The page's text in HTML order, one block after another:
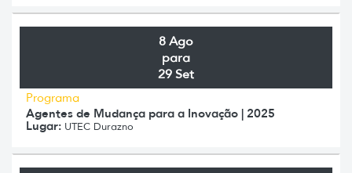
8 Ago
para
29 Set
Programa
Agentes de Mudança para a Inovação | 2025
Lugar: UTEC Durazno